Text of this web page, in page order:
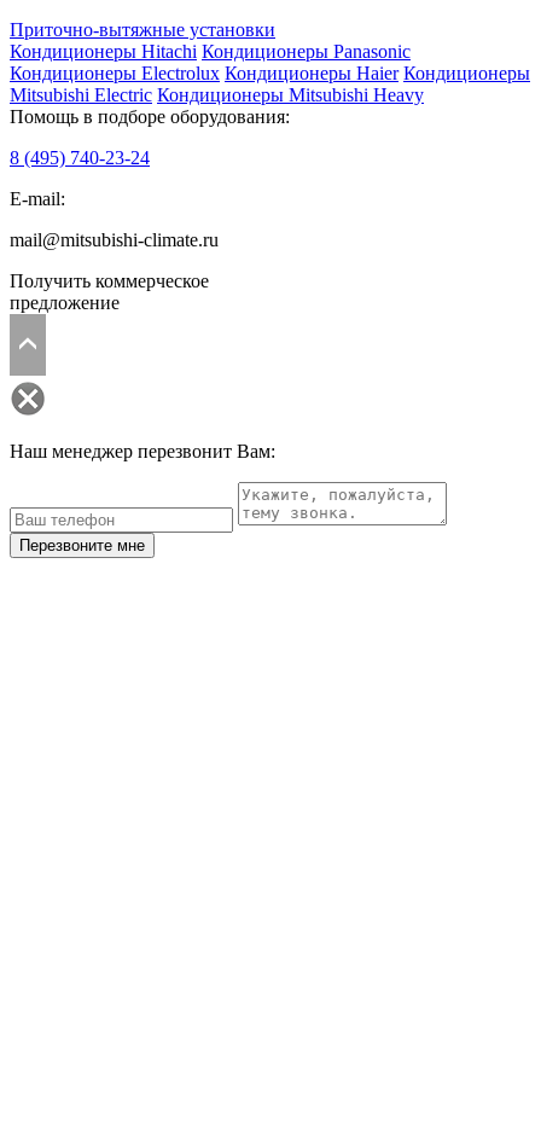
Приточно-вытяжные установки
Кондиционеры Hitachi Кондиционеры Panasonic
Кондиционеры Electrolux Кондиционеры Haier Кондиционеры
Mitsubishi Electric Кондиционеры Mitsubishi Heavy
Помощь в подборе оборудования:
8 (495) 740-23-24
E-mail:
mail@mitsubishi-climate.ru
Получить коммерческое
предложение
Наш менеджер перезвонит Вам:
Перезвоните мне